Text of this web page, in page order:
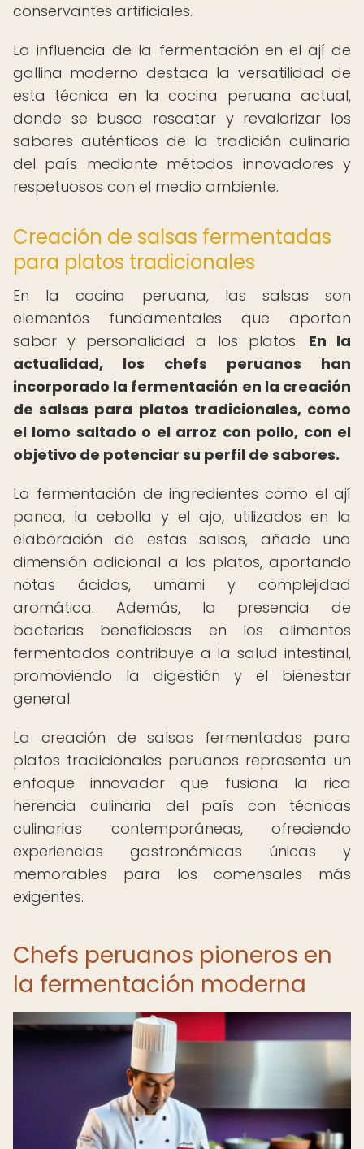
conservantes artificiales.
La influencia de la fermentación en el ají de
gallina moderno destaca la versatilidad de
esta técnica en la cocina peruana actual,
donde se busca rescatar y revalorizar los
sabores auténticos de la tradición culinaria
del país mediante métodos innovadores y
respetuosos con el medio ambiente.
Creación de salsas fermentadas
para platos tradicionales
En la cocina peruana, las salsas son
elementos fundamentales que aportan
sabor y personalidad a los platos. En la
actualidad, los chefs peruanos han
incorporado la fermentación en la creación
de salsas para platos tradicionales, como
el lomo saltado o el arroz con pollo, con el
objetivo de potenciar su perfil de sabores.
La fermentación de ingredientes como el ají
panca, la cebolla y el ajo, utilizados en la
elaboración de estas salsas, añade una
dimensión adicional a los platos, aportando
notas ácidas, umami y complejidad
aromática. Además, la presencia de
bacterias beneficiosas en los alimentos
fermentados contribuye a la salud intestinal,
promoviendo la digestión y el bienestar
general.
La creación de salsas fermentadas para
platos tradicionales peruanos representa un
enfoque innovador que fusiona la rica
herencia culinaria del país con técnicas
culinarias contemporáneas, ofreciendo
experiencias gastronómicas únicas y
memorables para los comensales más
exigentes.
Chefs peruanos pioneros en
la fermentación moderna